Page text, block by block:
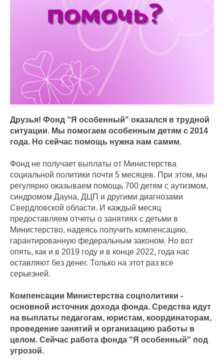
Друзья! Фонд "Я особенный" оказался в трудной
ситуации. Мы помогаем особенным детям с 2014
года. Но сейчас помощь нужна нам самим.
Фонд не получает выплаты от Министерства
социальной политики почти 5 месяцев. При этом, мы
регулярно оказываем помощь 700 детям с аутизмом,
синдромом Дауна, ДЦП и другими диагнозами
Свердловской области. И каждый месяц
предоставляем отчеты о занятиях с детьми в
Министерство, надеясь получить компенсацию,
гарантированную федеральным законом. Но вот
опять, как и в 2019 году и в конце 2022, года нас
оставляют без денег. Только на этот раз все
серьезней.
Компенсации Министерства соцполитики -
основной источник дохода фонда. Средства идут
на выплаты педагогам, юристам, координаторам,
проведение занятий и организацию работы в
целом. Сейчас работа фонда "Я особенный" под
угрозой.